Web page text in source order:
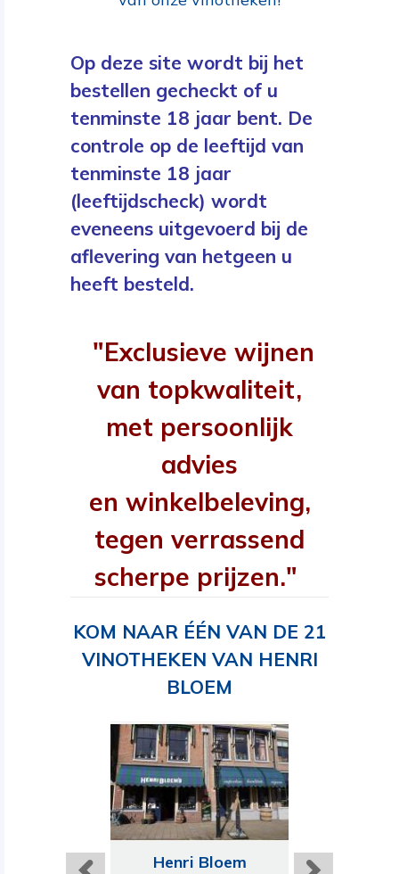
Op deze site wordt bij het
bestellen gecheckt of u
tenminste 18 jaar bent. De
controle op de leeftijd van
tenminste 18 jaar
(leeftijdscheck) wordt
eveneens uitgevoerd bij de
aflevering van hetgeen u
heeft besteld.
"Exclusieve wijnen
van topkwaliteit,
met persoonlijk
advies
en winkelbeleving,
tegen verrassend
scherpe prijzen."
KOM NAAR ÉÉN VAN DE 21
VINOTHEKEN VAN HENRI
BLOEM
Henri Bloem